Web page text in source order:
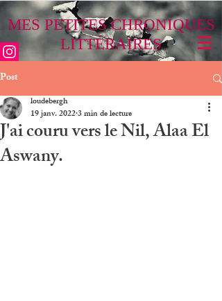
MES PETITES CHRONIQUES
LITTÉRAIRES
Post
J'ai couru vers le Nil, Alaa El
Aswany.
loudebergh
19 janv. 20223 min de lecture